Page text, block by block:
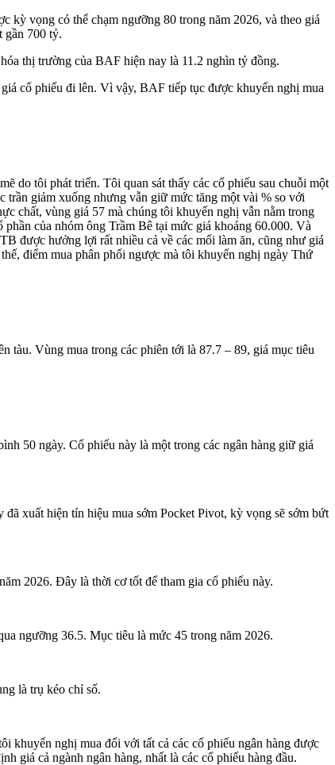
kỳ vọng có thể chạm ngưỡng 80 trong năm 2026, và theo giá
gần 700 tỷ.
thị trường của BAF hiện nay là 11.2 nghìn tỷ đồng.
cổ phiếu đi lên. Vì vậy, BAF tiếp tục được khuyến nghị mua
do tôi phát triển. Tôi quan sát thấy các cổ phiếu sau chuỗi một
trần giảm xuống nhưng vẫn giữ mức tăng một vài % so với
chất, vùng giá 57 mà chúng tôi khuyến nghị vẫn nằm trong
của nhóm ông Trầm Bê tại mức giá khoảng 60.000. Và
được hưởng lợi rất nhiều cả về các mối làm ăn, cũng như giá
điểm mua phân phối ngược mà tôi khuyến nghị ngày Thứ
tàu. Vùng mua trong các phiên tới là 87.7 – 89, giá mục tiêu
50 ngày. Cổ phiếu này là một trong các ngân hàng giữ giá
xuất hiện tín hiệu mua sớm Pocket Pivot, kỳ vọng sẽ sớm bứt
2026. Đây là thời cơ tốt để tham gia cổ phiếu này.
ngưỡng 36.5. Mục tiêu là mức 45 trong năm 2026.
là trụ kéo chỉ số.
khuyến nghị mua đối với tất cả các cổ phiếu ngân hàng được
giá cả ngành ngân hàng, nhất là các cổ phiếu hàng đầu.